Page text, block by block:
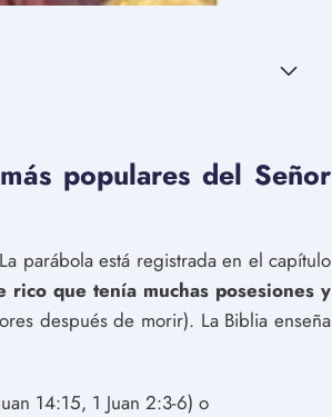
populares del Señor
parábola está registrada en el capítulo
rico que tenía muchas posesiones y
después de morir). La Biblia enseña
14:15, 1 Juan 2:3-6) o